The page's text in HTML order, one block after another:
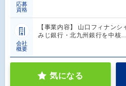
応募
資格
会社
概要
【事業内容】 山口フィナン
みじ銀行・北九州銀行を中核…
気になる